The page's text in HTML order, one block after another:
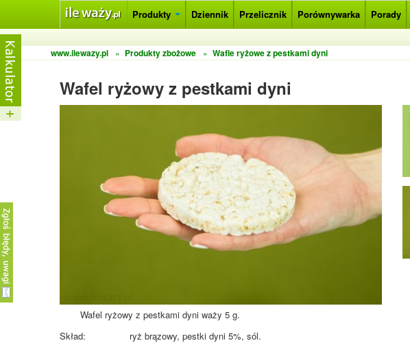
Produkty Dziennik Przelicznik Porównywarka Porady
www.ilewazy.pl
» Produkty zbożowe » Wafle ryżowe z pestkami dyni
Wafel ryżowy z pestkami dyni
Wafel ryżowy z pestkami dyni waży 5 g.
Skład:
ryż brązowy, pestki dyni 5%, sól.